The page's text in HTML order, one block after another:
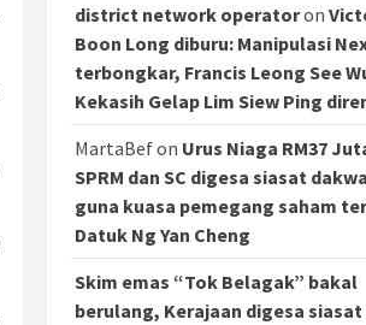
district network operatoron
Boon Long diburu: Manipulasi
terbongkar, Francis Leong See
Kekasih Gelap Lim Siew Ping
MartaBefon Urus Niaga RM37
SPRM dan SC digesa siasat
guna kuasa pemegang saham
Datuk Ng Yan Cheng
Skim emas “Tok Belagak” bakal
berulang, Kerajaan digesa siasat